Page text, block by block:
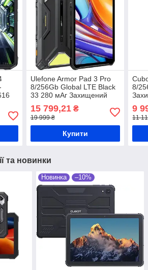
Ulefone Armor Pad 3 Pro
8/256Gb Global LTE Black
33 280 мАг Захищений
планшет
15 799,21₴
19 999 ₴
Купити
8/
мАг
9
11
та новинки
Новинка –10%